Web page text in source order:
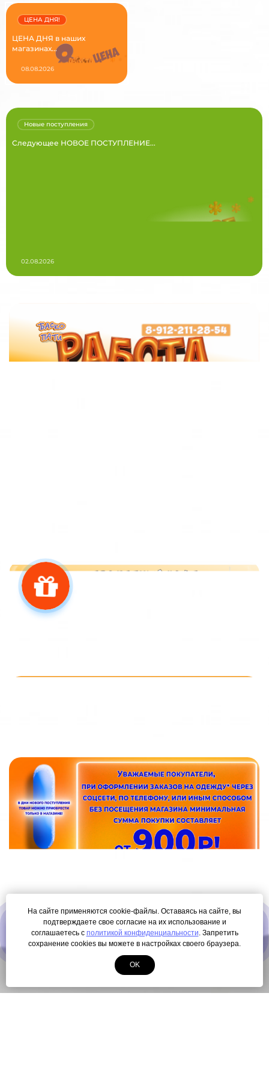
ЦЕНА ДНЯ в наших
магазинах...
ЦЕНА ДНЯ!
08.08.2026
Следующее НОВОЕ ПОСТУПЛЕНИЕ...
Новые поступления
02.08.2026
ПОЛУЧИТЬ КАРТУ ЛОЯЛЬНОСТИ
На сайте применяются cookie-файлы. Оставаясь на сайте, вы
подтверждаете свое согласие на их использование и
соглашаетесь с политикой конфиденциальности. Запретить
сохранение cookies вы можете в настройках своего браузера.
OK